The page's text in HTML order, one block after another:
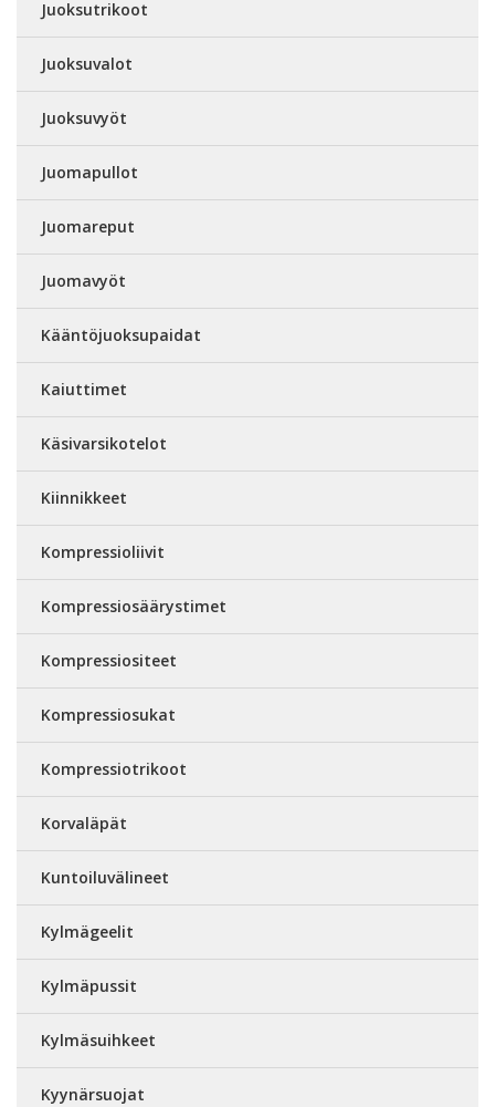
Juoksutrikoot
Juoksuvalot
Juoksuvyöt
Juomapullot
Juomareput
Juomavyöt
Kääntöjuoksupaidat
Kaiuttimet
Käsivarsikotelot
Kiinnikkeet
Kompressioliivit
Kompressiosäärystimet
Kompressiositeet
Kompressiosukat
Kompressiotrikoot
Korvaläpät
Kuntoiluvälineet
Kylmägeelit
Kylmäpussit
Kylmäsuihkeet
Kyynärsuojat